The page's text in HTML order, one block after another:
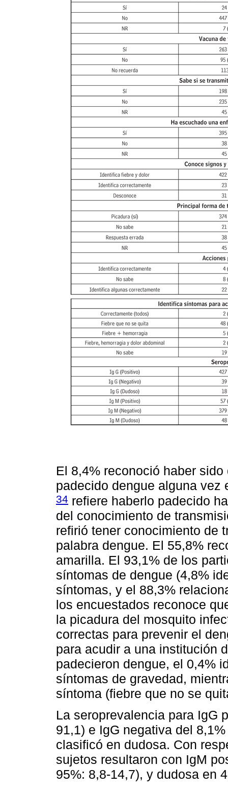
El 8,4% reconoció haber
padecido dengue alguna vez
34 refiere haberlo padecido
del conocimiento de
refirió tener conocimiento de
palabra dengue. El 55,8%
amarilla. El 93,1% de los
síntomas de dengue (4,8%
síntomas, y el 88,3%
los encuestados reconoce
la picadura del mosquito
correctas para prevenir el
para acudir a una institución
padecieron dengue, el 0,4%
síntomas de gravedad,
síntoma (fiebre que no se
La seroprevalencia para IgG
91,1) e IgG negativa del
clasificó en dudosa. Con
sujetos resultaron con IgM
95%: 8,8-14,7), y dudosa en